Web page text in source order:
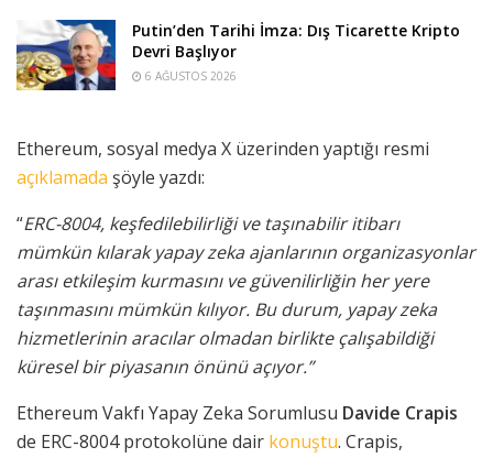
Putin’den Tarihi İmza: Dış Ticarette Kripto
Devri Başlıyor
6 AĞUSTOS 2026
Ethereum, sosyal medya X üzerinden yaptığı resmi
açıklamada şöyle yazdı:
“ERC-8004, keşfedilebilirliği ve taşınabilir itibarı
mümkün kılarak yapay zeka ajanlarının organizasyonlar
arası etkileşim kurmasınıve güvenilirliğin her yere
taşınmasını mümkün kılıyor. Bu durum, yapay zeka
hizmetlerinin aracılar olmadan birlikte çalışabildiği
küresel bir piyasanın önünü açıyor.”
Ethereum Vakfı Yapay Zeka Sorumlusu Davide Crapis
de ERC-8004 protokolüne dair konuştu. Crapis,